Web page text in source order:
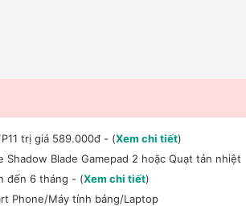
trị giá 589.000đ - (Xem chi tiết)
Shadow Blade Gamepad 2 hoặc Quạt tản nhiệt
đến 6 tháng - (Xem chi tiết)
Phone/Máy tính bảng/Laptop